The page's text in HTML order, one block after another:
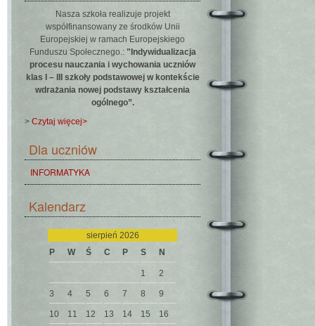
Nasza szkoła realizuje projekt
współfinansowany ze środków Unii
Europejskiej w ramach Europejskiego
Funduszu Społecznego.: "Indywidualizacja
procesu nauczania i wychowania uczniów
klas I – III szkoły podstawowej w kontekście
wdrażania nowej podstawy kształcenia
ogólnego”.
> Czytaj więcej>
Dla uczniów
INFORMATYKA
Kalendarz
sierpień 2026
P
W Ś C P S N
1 2
3 4 5 6 7 8 9
10 11 12 13 14 15 16